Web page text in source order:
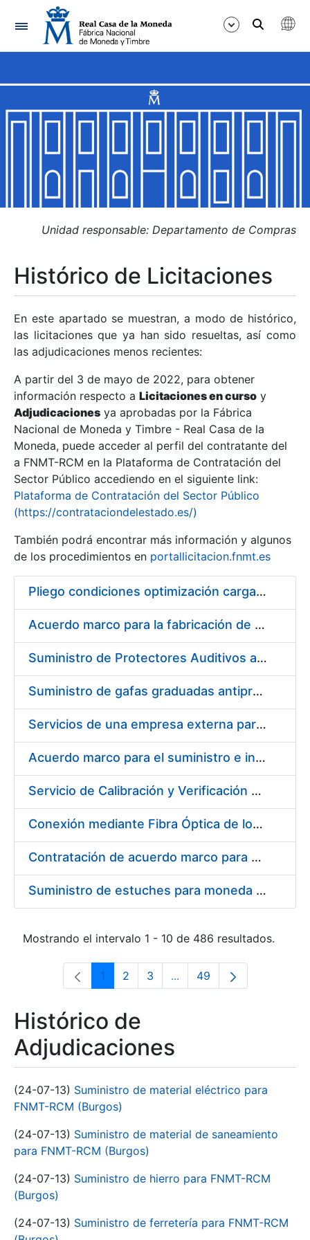
Navegación
Mostrar/Ocultar
Mostrar/Ocultar
Mostrar/Ocultar
Mostrar/Ocultar
Mostrar/Ocultar
Mostrar/Ocultar
Unidad responsable: Departamento de Compras
Histórico de Licitaciones
En este apartado se muestran, a modo de histórico,
las licitaciones que ya han sido resueltas, así como
las adjudicaciones menos recientes:
A partir del 3 de mayo de 2022, para obtener
información respecto a Licitaciones en curso y
Adjudicaciones ya aprobadas por la Fábrica
Nacional de Moneda y Timbre - Real Casa de la
Moneda, puede acceder al perfil del contratante del
a FNMT-RCM en la Plataforma de Contratación del
Sector Público accediendo en el siguiente link:
Plataforma de Contratación del Sector Público
(https://contrataciondelestado.es/)
También podrá encontrar más información y algunos
de los procedimientos en portallicitacion.fnmt.es
Pliego condiciones optimización cargas compras firmado
Acuerdo marco para la fabricación de piezas
Suministro de Protectores Auditivos a medida para las personas trabajadoras de los Centros de Trabajo de Madrid y Burgos
Suministro de gafas graduadas antiproyecciones para los trabajadores de la FNMT-RCM en los centros de trabajo de Madrid y Burgos
Servicios de una empresa externa para el asesoramiento y resolución de los recursos de alzada que se presentan relacionados con procesos de selección para la FNMT-RCM
Acuerdo marco para el suministro e instalación de persianas, estores y otros complementos
Servicio de Calibración y Verificación Externa de los Equipos de Medición del Servicio de Prevención de la FNMT-RCM
Conexión mediante Fibra Óptica de los Centros de Proceso de Datos (CPDs) de las sedes de la FNMT-RCM de Burgos y Madrid
Contratación de acuerdo marco para el Suministro de Material de Electricidad para la Fábrica Nacional de Moneda y Timbre-Real Casa de la Moneda en su centro de trabajo de Burgos
Suministro de estuches para moneda de 30 €
Mostrando el intervalo 1 - 10 de 486 resultados.
Página
1 Página
2 Página
3 ...Páginas intermedias Use
Página
49
Histórico de
Adjudicaciones
(24-07-13) Suministro de material eléctrico para
FNMT-RCM (Burgos)
(24-07-13) Suministro de material de saneamiento
para FNMT-RCM (Burgos)
(24-07-13) Suministro de hierro para FNMT-RCM
(Burgos)
(24-07-13) Suministro de ferretería para FNMT-RCM